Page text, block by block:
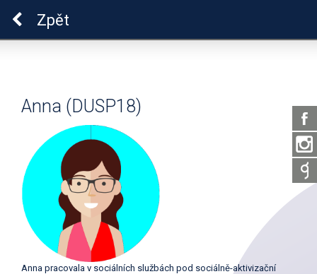
Zpět
Anna (DUSP18)
Anna pracovala v sociálních službách pod sociálně-aktivizační